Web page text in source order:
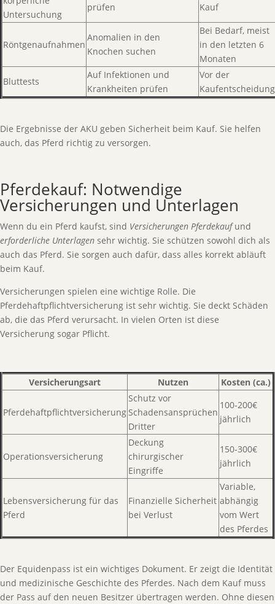
Untersuchung
prüfen Kauf
Röntgenaufnahmen
Anomalien in den
Knochen suchen
Bei Bedarf, meist
in den letzten 6
Monaten
Bluttests
Auf Infektionen und
Krankheiten prüfen
Vor der
Kaufentscheidung
Die Ergebnisse der AKU geben Sicherheit beim Kauf. Sie helfen
auch, das Pferd richtig zu versorgen.
Pferdekauf: Notwendige
Versicherungen und Unterlagen
Wenn du ein Pferd kaufst, sind Versicherungen Pferdekaufund
erforderliche Unterlagen sehr wichtig. Sie schützen sowohl dich als
auch das Pferd. Sie sorgen auch dafür, dass alles korrekt abläuft
beim Kauf.
Versicherungen spielen eine wichtige Rolle. Die
Pferdehaftpflichtversicherung ist sehr wichtig. Sie deckt Schäden
ab, die das Pferd verursacht. In vielen Orten ist diese
Versicherung sogar Pflicht.
Versicherungsart Nutzen Kosten (ca.)
Pferdehaftpflichtversicherung
Schutz vor
Schadensansprüchen
Dritter
100-200€
jährlich
Operationsversicherung
Deckung
chirurgischer
Eingriffe
150-300€
jährlich
Lebensversicherung für das
Pferd
Finanzielle Sicherheit
bei Verlust
Variable,
abhängig
vom Wert
des Pferdes
Der Equidenpass ist ein wichtiges Dokument. Er zeigt die Identität
und medizinische Geschichte des Pferdes. Nach dem Kauf muss
der Pass auf den neuen Besitzer übertragen werden. Ohne diesen